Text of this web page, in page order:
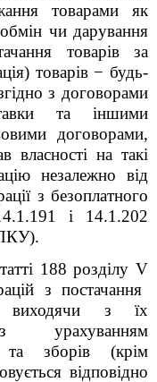
товарами як
чи дарування
товарів за
товарів − будь-
з договорами
та іншими
договорами,
власності на такі
незалежно від
з безоплатного
і 14.1.202
188 розділу V
з постачання
виходячи з їх
урахуванням
та зборів (крім
відповідно